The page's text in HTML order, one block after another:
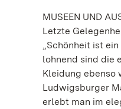
MUSEEN UND
Letzte
„Schönheit ist
lohnend sind die
Kleidung ebenso
Ludwigsburger
erlebt man im